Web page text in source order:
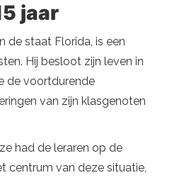
jaar
de staat Florida, is een
Hij besloot zijn leven in
de voortdurende
van zijn klasgenoten
had de leraren op de
centrum van deze situatie,